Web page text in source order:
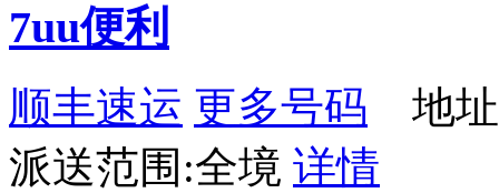
7uu便利
顺丰速运 更多号码 地址
派送范围:全境 详情